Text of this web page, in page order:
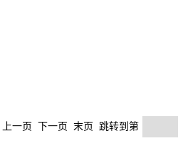
一页 下一页 末页 跳转到第